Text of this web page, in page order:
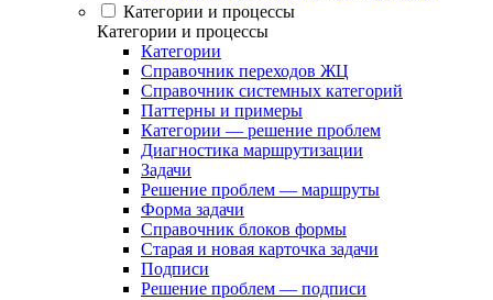
Категории и процессы
Категории и процессы
Категории
Справочник переходов ЖЦ
Справочник системных категорий
Паттерны и примеры
Категории — решение проблем
Диагностика маршрутизации
Задачи
Решение проблем — маршруты
Форма задачи
Справочник блоков формы
Старая и новая карточка задачи
Подписи
Решение проблем — подписи